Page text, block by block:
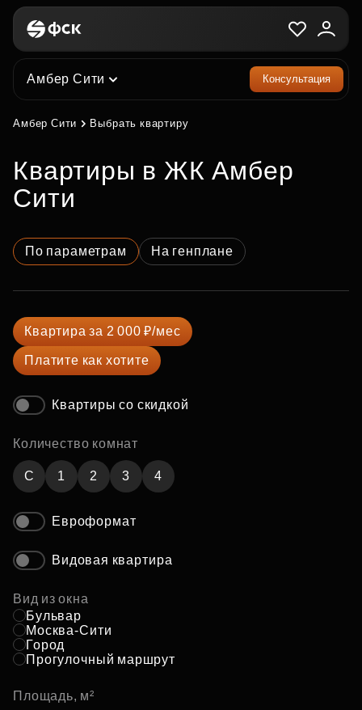
Амбер Сити Консультация
Амбер Сити Выбрать квартиру
квартиры в ЖК Амбер
Сити
По параметрам На генплане
Квартира за 2 000 ₽/мес
Платите как хотите
Квартиры со скидкой
Количество комнат
C 1 2 3 4
Евроформат
Видовая квартира
Вид из окна
Бульвар
Москва-Сити
Город
Прогулочный маршрут
Площадь, м²